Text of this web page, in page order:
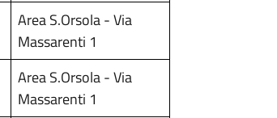
Area S.Orsola - Via
Massarenti 1
Area S.Orsola - Via
Massarenti 1